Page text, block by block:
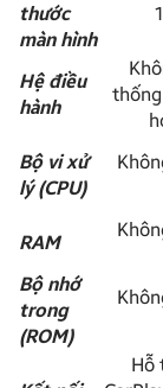
thước
màn hình
Hệ điều
hành
Bộ vi xử
lý (CPU)
RAM
Bộ nhớ
trong
(ROM)
Hỗ